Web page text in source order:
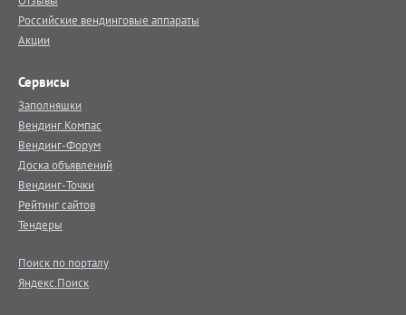
Российские вендинговые аппараты
Акции
Сервисы
Заполняшки
Вендинг.Компас
Вендинг-Форум
Доска объявлений
Вендинг-Точки
Рейтинг сайтов
Тендеры
Поиск по порталу
Яндекс.Поиск